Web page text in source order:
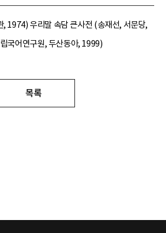
1974) 우리말 속담 큰사전 (송재선, 서문당,
국어연구원, 두산동아, 1999)
목록